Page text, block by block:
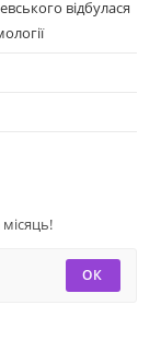
відбулася
ОК